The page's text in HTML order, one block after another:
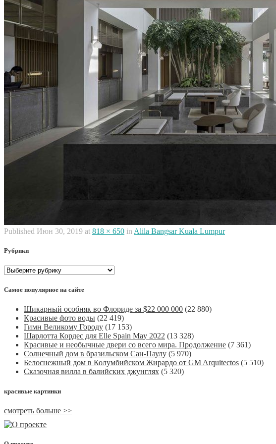
Published Июн 30, 2019 at 818 × 650 in Alila Bangsar Kuala Lumpur
Рубрики
Рубрики
Самое популярное на сайте
Шикарный особняк во Флориде за $22 000 000 (22 880)
Красивые фото воды (22 419)
Гимн Великому Городу (17 153)
Шарлотта Кордес для Elle Spain May 2022 (13 328)
Красивые и необычные двери со всего мира. Продолжение (7 361)
Солнечный дом в бразильском Сан-Паулу (5 970)
Белоснежный дом в Колумбийском Жирардо от GM Arquitectos (5 510)
Сказочная вилла в балийских джунглях (5 320)
красивые картинки
смотреть больше >>